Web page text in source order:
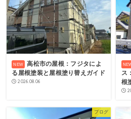
高松市の屋根：フジタによ
る屋根塗装と屋根塗り替えガイド
2026.08.06
ス
根
ブログ